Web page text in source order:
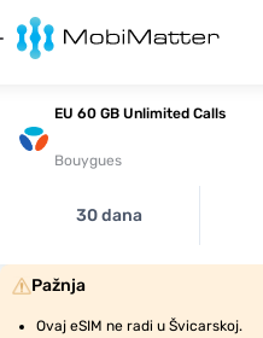
EU 60 GB Unlimited Calls
Bouygues
30 dana
Pažnja
Ovaj eSIM ne radi u Švicarskoj.